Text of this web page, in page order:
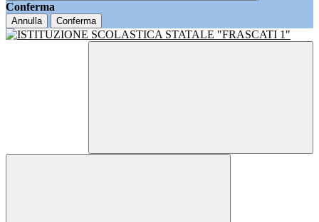
Conferma
Annulla Conferma